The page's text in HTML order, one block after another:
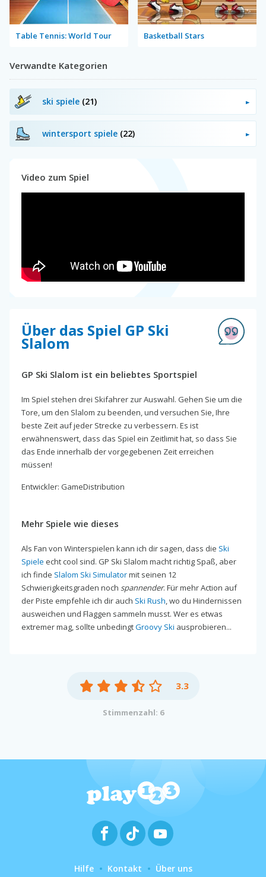
Table Tennis: World Tour Basketball Stars
Verwandte Kategorien
ski spiele (21)
wintersport spiele (22)
Video zum Spiel
Über das Spiel GP Ski
Slalom
GP Ski Slalom ist ein beliebtes Sportspiel
Im Spiel stehen drei Skifahrer zur Auswahl. Gehen Sie um die
Tore, um den Slalom zu beenden, und versuchen Sie, Ihre
beste Zeit auf jeder Strecke zu verbessern. Es ist
erwähnenswert, dass das Spiel ein Zeitlimit hat, so dass Sie
das Ende innerhalb der vorgegebenen Zeit erreichen
müssen!
Entwickler: GameDistribution
Mehr Spiele wie dieses
Als Fan von Winterspielen kann ich dir sagen, dass die Ski
Spiele echt cool sind. GP Ski Slalom macht richtig Spaß, aber
ich finde Slalom Ski Simulatormit seinen 12
Schwierigkeitsgraden noch spannender. Für mehr Action auf
der Piste empfehle ich dir auch Ski Rush, wo du Hindernissen
ausweichen und Flaggen sammeln musst. Wer es etwas
extremer mag, sollte unbedingtGroovy Ski ausprobieren...
3.3
Stimmenzahl: 6
Hilfe Kontakt Über uns